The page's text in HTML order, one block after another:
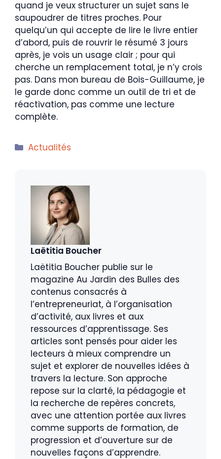
quand je veux structurer un sujet sans le
saupoudrer de titres proches. Pour
quelqu’un qui accepte de lire le livre entier
d’abord, puis de rouvrir le résumé 3 jours
après, je vois un usage clair ; pour qui
cherche un remplacement total, je n’y crois
pas. Dans mon bureau de Bois-Guillaume, je
le garde donc comme un outil de tri et de
réactivation, pas comme une lecture
complète.
Catégories
Actualités
Laëtitia Boucher
Laëtitia Boucher publie sur le
magazine Au Jardin des Bulles des
contenus consacrés à
l’entrepreneuriat, à l’organisation
d’activité, aux livres et aux
ressources d’apprentissage. Ses
articles sont pensés pour aider les
lecteurs à mieux comprendre un
sujet et explorer de nouvelles idées à
travers la lecture. Son approche
repose sur la clarté, la pédagogie et
la recherche de repères concrets,
avec une attention portée aux livres
comme supports de formation, de
progression et d’ouverture sur de
nouvelles façons d’apprendre.